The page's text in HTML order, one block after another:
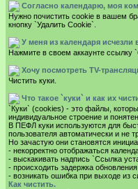
Согласно календарю, моя
Нужно почистить cookie в вашем
кнопку `Удалить Cookie`.
У меня из календаря исчезли
Нажмите в своем аккаунте ссылку
Хочу посмотреть TV-
Чистить куки.
Что такое `куки` и как их
`Куки` (cookies) - это файлы,
индивидуальное строение и
В ПЕФЛ куки используются для
пользователя автоматически и не
Но зачастую они становятся
- некорректно отображаться
- выскакивать надпись `Ссылка
- происходить задержка
- возникать ошибка при выходе из
Как чистить.